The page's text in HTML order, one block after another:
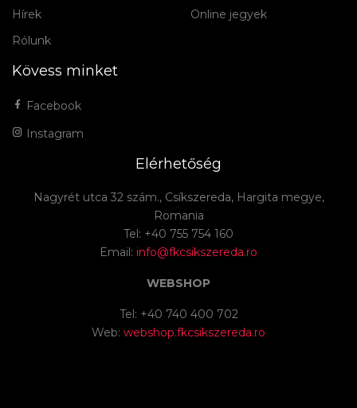
Hírek
Rólunk
Online jegyek
Kövess minket
Facebook
Instagram
Elérhetőség
Nagyrét utca 32 szám., Csíkszereda, Hargita megye,
Romania
Tel: +40 755 754 160
Email: info@fkcsikszereda.ro
WEBSHOP
Tel: +40 740 400 702
Web: webshop.fkcsikszereda.ro